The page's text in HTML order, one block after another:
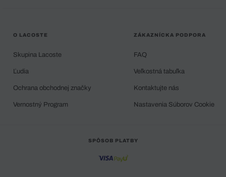
O LACOSTE
Skupina Lacoste
Ľudia
Ochrana obchodnej značky
Vernostný Program
ZÁKAZNÍCKA PODPORA
FAQ
Veľkostná tabuľka
Kontaktujte nás
Nastavenia Súborov Cookie
SPÔSOB PLATBY